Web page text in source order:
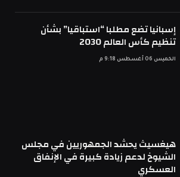
إسبانيا تضع مطلبا “استباقيا” بشأن
تنظيم كأس العالم 2030
الخميس 06 أغسطس 9:18 م
هيغسيث يحشد الجمهوريين في مجلس
الشيوخ لدعم زيادة كبيرة في الإنفاق
العسكري